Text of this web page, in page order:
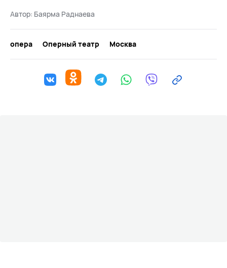
Автор: Баярма Раднаева
опера Оперный театр Москва